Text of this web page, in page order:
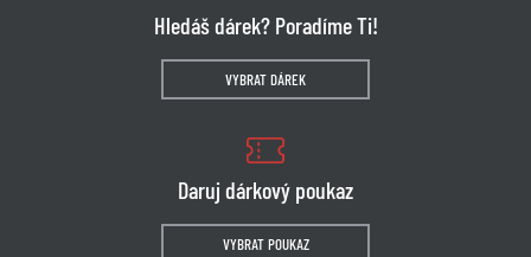
Hledáš dárek? Poradíme Ti!
VYBRAT DÁREK
Daruj dárkový poukaz
VYBRAT POUKAZ